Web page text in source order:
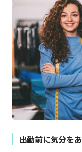
出勤前に気分を